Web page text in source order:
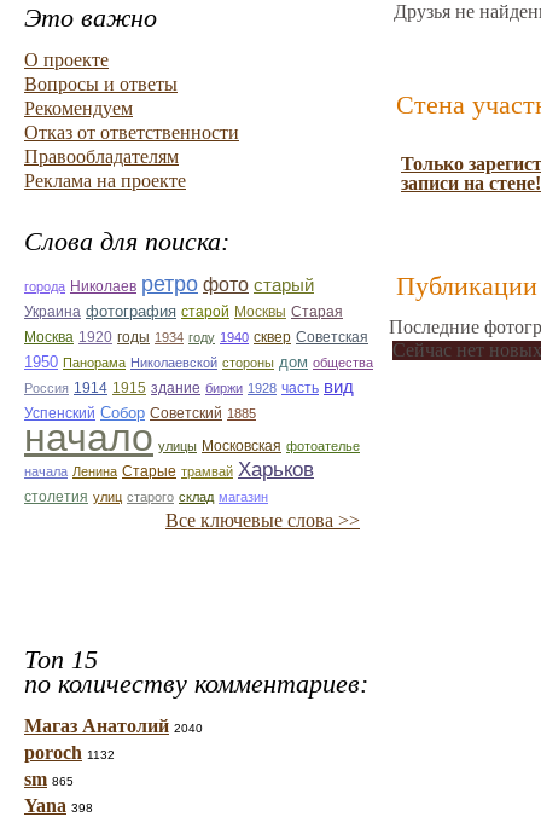
Это важно
О проекте
Вопросы и ответы
Рекомендуем
Отказ от ответственности
Правообладателям
Реклама на проекте
Слова для поиска:
города Николаев ретро фото старый
Украина фотография старой Москвы Старая
Москва 1920 годы 1934 году 1940 сквер Советская
1950 Панорама Николаевской стороны дом общества
Россия 1914 1915 здание биржи 1928 часть вид
Успенский Собор Советский 1885
начало улицы Московская фотоателье
начала Ленина Старые трамвай Харьков
столетия улиц старого склад магазин
Все ключевые слова >>
Топ 15
по количеству комментариев:
Магаз Анатолий 2040
poroch 1132
sm 865
Yana 398
Друзья не
Стена
Только
записи на стене!
Публикации
Последние
Сейчас нет